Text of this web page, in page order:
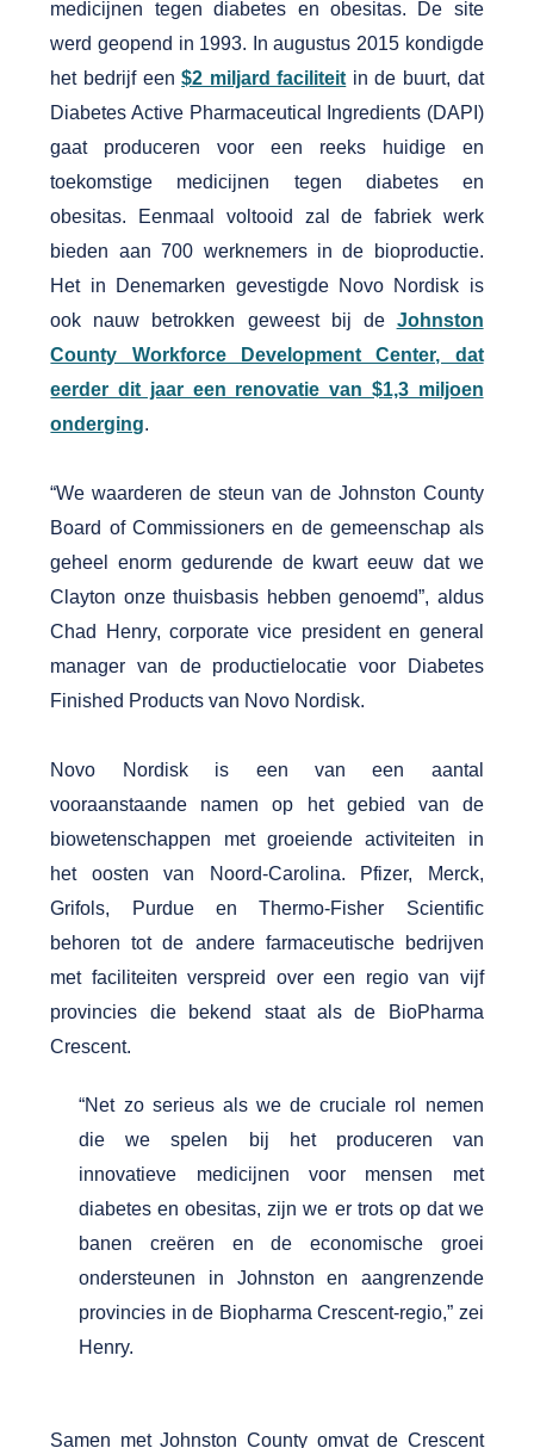
medicijnen tegen diabetes en obesitas. De site
werd geopend in 1993. In augustus 2015 kondigde
het bedrijf een$2 miljard faciliteit in de buurt, dat
Diabetes Active Pharmaceutical Ingredients (DAPI)
gaat produceren voor een reeks huidige en
toekomstige medicijnen tegen diabetes en
obesitas. Eenmaal voltooid zal de fabriek werk
bieden aan 700 werknemers in de bioproductie.
Het in Denemarken gevestigde Novo Nordisk is
ook nauw betrokken geweest bij de Johnston
County Workforce Development Center, dat
eerder dit jaar een renovatie van $1,3 miljoen
onderging.
“We waarderen de steun van de Johnston County
Board of Commissioners en de gemeenschap als
geheel enorm gedurende de kwart eeuw dat we
Clayton onze thuisbasis hebben genoemd”, aldus
Chad Henry, corporate vice president en general
manager van de productielocatie voor Diabetes
Finished Products van Novo Nordisk.
Novo Nordisk is een van een aantal
vooraanstaande namen op het gebied van de
biowetenschappen met groeiende activiteiten in
het oosten van Noord-Carolina. Pfizer, Merck,
Grifols, Purdue en Thermo-Fisher Scientific
behoren tot de andere farmaceutische bedrijven
met faciliteiten verspreid over een regio van vijf
provincies die bekend staat als de BioPharma
Crescent.
“Net zo serieus als we de cruciale rol nemen
die we spelen bij het produceren van
innovatieve medicijnen voor mensen met
diabetes en obesitas, zijn we er trots op dat we
banen creëren en de economische groei
ondersteunen in Johnston en aangrenzende
provincies in de Biopharma Crescent-regio,” zei
Henry.
Samen met Johnston County omvat de Crescent